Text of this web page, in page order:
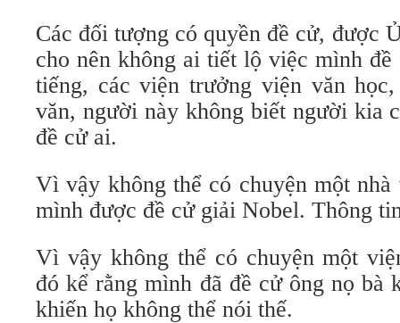
Các đối tượng có quyền đề cử, được
cho nên không ai tiết lộ việc mình đề
tiếng, các viện trưởng viện văn
văn, người này không biết người kia
đề cử ai.
Vì vậy không thể có chuyện một nhà
mình được đề cử giải Nobel. Thông
Vì vậy không thể có chuyện một
đó kể rằng mình đã đề cử ông nọ bà
khiến họ không thể nói thế.